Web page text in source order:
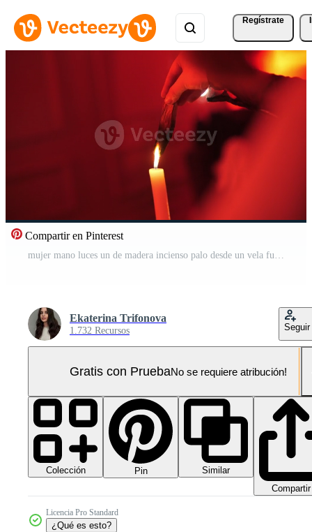
Regístrate
Compartir en Pinterest
mujer mano luces un de madera incienso palo desde un vela fuego, esotérico ritual. Vídeo Pro
Ekaterina Trifonova
1.732 Recursos Seguir
Gratis con PruebaNo se requiere atribución!
Colección Pin
Similar
Compartir
Licencia Pro Standard
¿Qué es esto?